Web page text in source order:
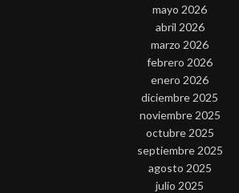
mayo 2026
abril 2026
marzo 2026
febrero 2026
enero 2026
diciembre 2025
noviembre 2025
octubre 2025
septiembre 2025
agosto 2025
julio 2025